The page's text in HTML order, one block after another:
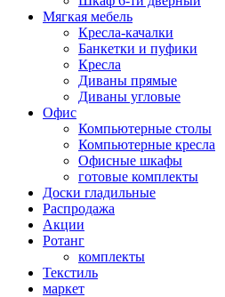
Мягкая мебель
Кресла-качалки
Банкетки и пуфики
Кресла
Диваны прямые
Диваны угловые
Офис
Компьютерные столы
Компьютерные кресла
Офисные шкафы
готовые комплекты
Доски гладильные
Распродажа
Акции
Ротанг
комплекты
Текстиль
маркет